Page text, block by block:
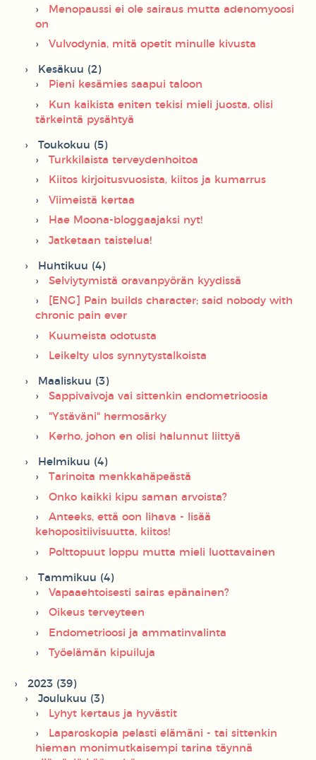
Menopaussi ei ole sairaus mutta adenomyoosi
on
Vulvodynia, mitä opetit minulle kivusta
Kesäkuu (2)
Pieni kesämies saapui taloon
Kun kaikista eniten tekisi mieli juosta, olisi
tärkeintä pysähtyä
Toukokuu (5)
Turkkilaista terveydenhoitoa
Kiitos kirjoitusvuosista, kiitos ja kumarrus
Viimeistä kertaa
Hae Moona-bloggaajaksi nyt!
Jatketaan taistelua!
Huhtikuu (4)
Selviytymistä oravanpyörän kyydissä
[ENG] Pain builds character; said nobody with
chronic pain ever
Kuumeista odotusta
Leikelty ulos synnytystalkoista
Maaliskuu (3)
Sappivaivoja vai sittenkin endometrioosia
"Ystäväni" hermosärky
Kerho, johon en olisi halunnut liittyä
Helmikuu (4)
Tarinoita menkkahäpeästä
Onko kaikki kipu saman arvoista?
Anteeks, että oon lihava - lisää
kehopositiivisuutta, kiitos!
Polttopuut loppu mutta mieli luottavainen
Tammikuu (4)
Vapaaehtoisesti sairas epänainen?
Oikeus terveyteen
Endometrioosi ja ammatinvalinta
Työelämän kipuiluja
2023 (39)
Joulukuu (3)
Lyhyt kertaus ja hyvästit
Laparoskopia pelasti elämäni - tai sittenkin
hieman monimutkaisempi tarina täynnä